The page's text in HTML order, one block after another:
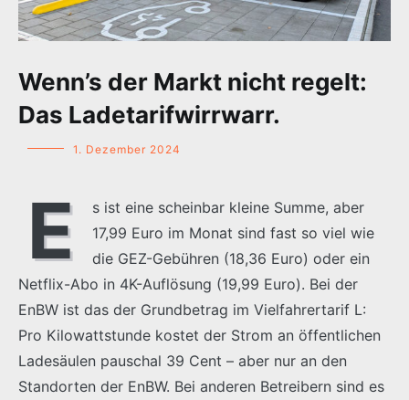
Wenn’s der Markt nicht regelt:
Das Ladetarifwirrwarr.
1. Dezember 2024
E
s ist eine scheinbar kleine Summe, aber
17,99 Euro im Monat sind fast so viel wie
die GEZ-Gebühren (18,36 Euro) oder ein
Netflix-Abo in 4K-Auflösung (19,99 Euro). Bei der
EnBW ist das der Grundbetrag im Vielfahrertarif L:
Pro Kilowattstunde kostet der Strom an öffentlichen
Ladesäulen pauschal 39 Cent – aber nur an den
Standorten der EnBW. Bei anderen Betreibern sind es